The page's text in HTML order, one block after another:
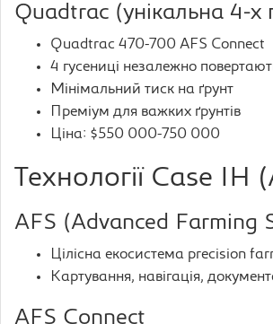
Quadtrac (унікальна 4-х
Quadtrac 470-700 AFS Connect
4 гусениці незалежно
Мінімальний тиск на ґрунт
Преміум для важких ґрунтів
Ціна: $550 000-750 000
Технології Case IH
AFS (Advanced Farming
Цілісна екосистема precision
Картування, навігація,
AFS Connect